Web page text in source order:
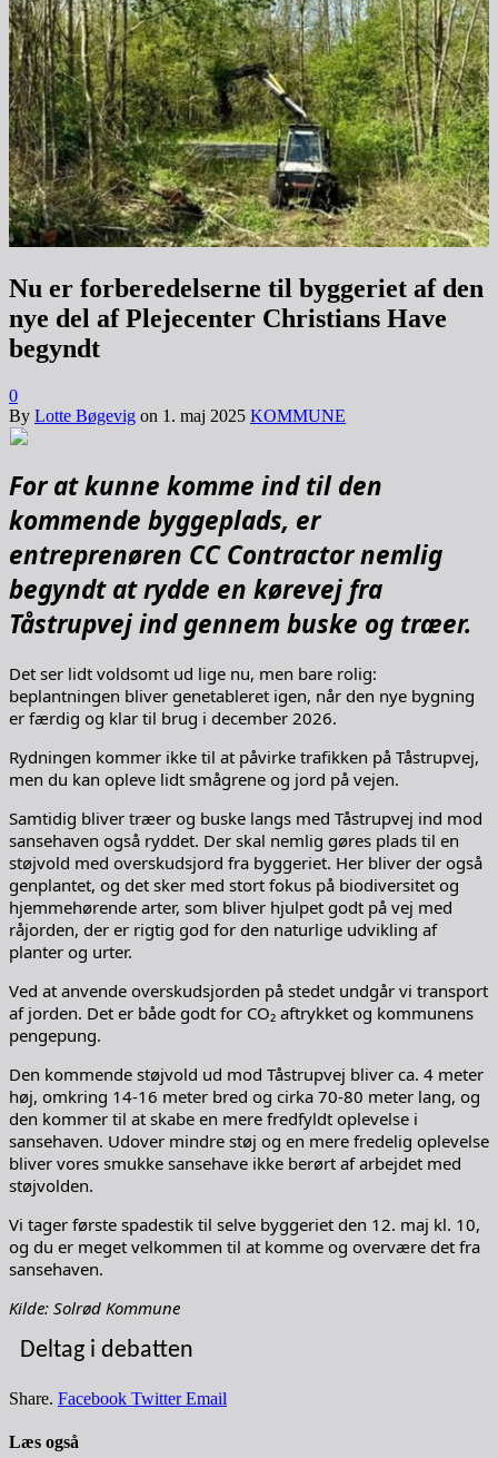
Nu er forberedelserne til byggeriet af den
nye del af Plejecenter Christians Have
begyndt
0
By Lotte Bøgevig on 1. maj 2025 KOMMUNE
For at kunne komme ind til den
kommende byggeplads, er
entreprenøren CC Contractor nemlig
begyndt at rydde en kørevej fra
Tåstrupvej ind gennem buske og træer.
Det ser lidt voldsomt ud lige nu, men bare rolig:
beplantningen bliver genetableret igen, når den nye bygning
er færdig og klar til brug i december 2026.
Rydningen kommer ikke til at påvirke trafikken på Tåstrupvej,
men du kan opleve lidt smågrene og jord på vejen.
Samtidig bliver træer og buske langs med Tåstrupvej ind mod
sansehaven også ryddet. Der skal nemlig gøres plads til en
støjvold med overskudsjord fra byggeriet. Her bliver der også
genplantet, og det sker med stort fokus på biodiversitet og
hjemmehørende arter, som bliver hjulpet godt på vej med
råjorden, der er rigtig god for den naturlige udvikling af
planter og urter.
Ved at anvende overskudsjorden på stedet undgår vi transport
af jorden. Det er både godt for CO₂ aftrykket og kommunens
pengepung.
Den kommende støjvold ud mod Tåstrupvej bliver ca. 4 meter
høj, omkring 14-16 meter bred og cirka 70-80 meter lang, og
den kommer til at skabe en mere fredfyldt oplevelse i
sansehaven. Udover mindre støj og en mere fredelig oplevelse
bliver vores smukke sansehave ikke berørt af arbejdet med
støjvolden.
Vi tager første spadestik til selve byggeriet den 12. maj kl. 10,
og du er meget velkommen til at komme og overvære det fra
sansehaven.
Kilde: Solrød Kommune
Deltag i debatten
Share. Facebook Twitter Email
Læs også